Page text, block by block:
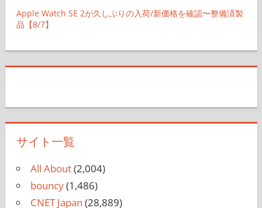
Apple Watch SE 2が久しぶりの入荷/新価格を確認〜整備済製
All About(2,004)
bouncy(1,486)